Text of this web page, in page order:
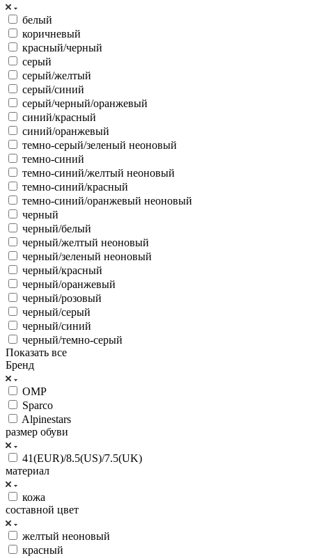
белый
коричневый
красный/черный
серый
серый/желтый
серый/синий
серый/черный/оранжевый
синий/красный
синий/оранжевый
темно-серый/зеленый неоновый
темно-синий
темно-синий/желтый неоновый
темно-синий/красный
темно-синий/оранжевый неоновый
черный
черный/белый
черный/желтый неоновый
черный/зеленый неоновый
черный/красный
черный/оранжевый
черный/розовый
черный/серый
черный/синий
черный/темно-серый
Показать все
Бренд
OMP
Sparco
Alpinestars
размер обуви
41(EUR)/8.5(US)/7.5(UK)
материал
кожа
составной цвет
желтый неоновый
красный